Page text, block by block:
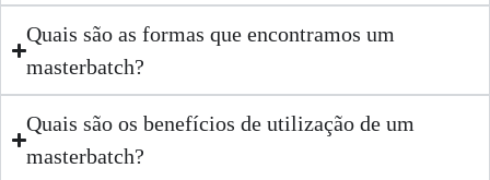
Quais são as formas que encontramos um
masterbatch?
Quais são os benefícios de utilização de um
masterbatch?